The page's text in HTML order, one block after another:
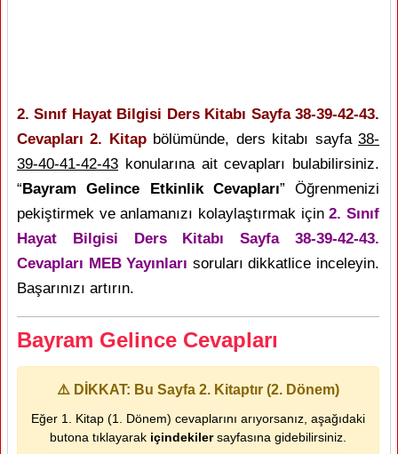
2. Sınıf Hayat Bilgisi Ders Kitabı Sayfa 38-39-42-43.
Cevapları 2. Kitapbölümünde, ders kitabı sayfa38-
39-40-41-42-43 konularına ait cevapları bulabilirsiniz.
“Bayram Gelince Etkinlik Cevapları” Öğrenmenizi
pekiştirmek ve anlamanızı kolaylaştırmak için2. Sınıf
Hayat Bilgisi Ders Kitabı Sayfa 38-39-42-43.
Cevapları MEB Yayınları soruları dikkatlice inceleyin.
Başarınızı artırın.
Bayram Gelince Cevapları
⚠️ DİKKAT: Bu Sayfa 2. Kitaptır (2. Dönem)
Eğer 1. Kitap (1. Dönem) cevaplarını arıyorsanız, aşağıdaki
butona tıklayarak içindekilersayfasına gidebilirsiniz.